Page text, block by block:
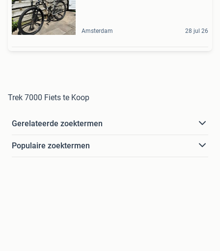
Amsterdam 28 jul 26
Trek 7000 Fiets te Koop
Gerelateerde zoektermen
Populaire zoektermen